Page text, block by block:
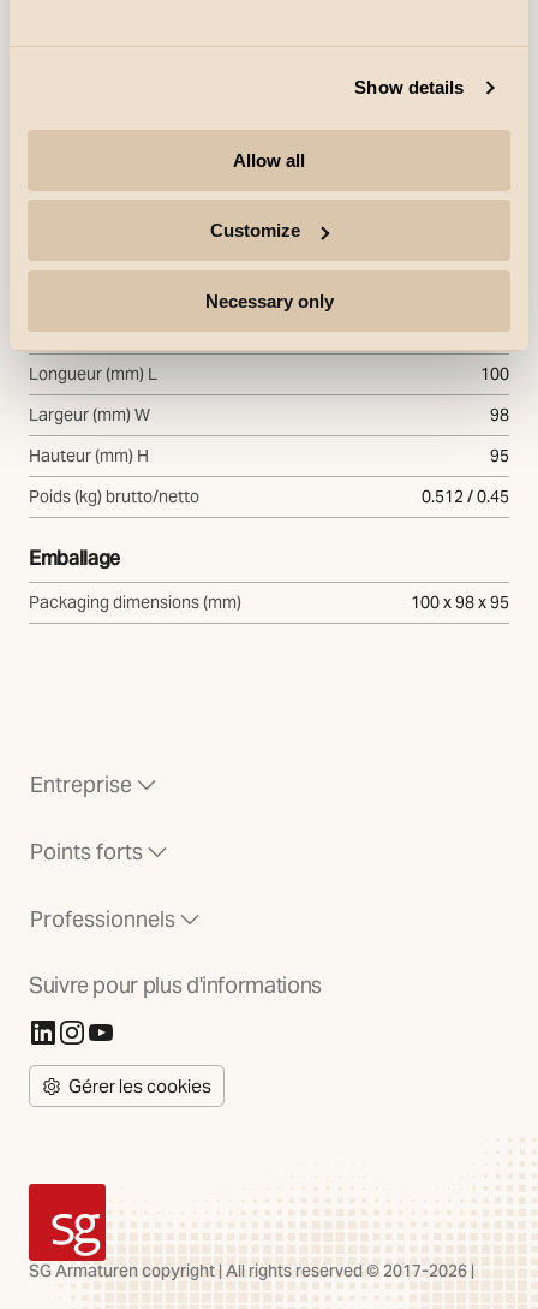
Show details
Allow all
Customize
Necessary only
Montage Intérieur
Dimensions
Longueur (mm) L
100
Largeur (mm) W
98
Hauteur (mm) H
95
Poids (kg) brutto/netto
0.512 / 0.45
Emballage
Packaging dimensions (mm) 100 x 98 x 95
Entreprise
Points forts
Professionnels
Suivre pour plus d'informations
(S'ouvre dans un nouvel onglet)
(S'ouvre dans un nouvel onglet)
(S'ouvre dans un nouvel onglet)
Gérer les cookies
SG Armaturen
SG Armaturen copyright | All rights reserved © 2017-2026 |